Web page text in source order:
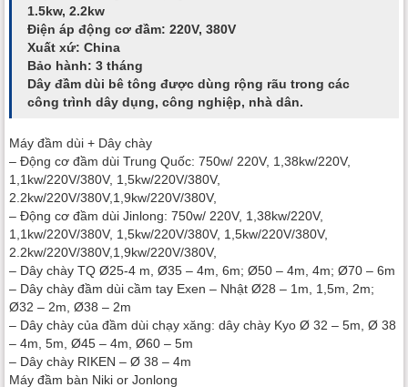
1.5kw, 2.2kw
Điện áp động cơ đầm: 220V, 380V
Xuất xứ: China
Bảo hành: 3 tháng
Dây đầm dùi bê tông được dùng rộng rãu trong các
công trình dây dụng, công nghiệp, nhà dân.
Máy đầm dùi + Dây chày
– Động cơ đầm dùi Trung Quốc: 750w/ 220V, 1,38kw/220V,
1,1kw/220V/380V, 1,5kw/220V/380V,
2.2kw/220V/380V,1,9kw/220V/380V,
– Động cơ đầm dùi Jinlong: 750w/ 220V, 1,38kw/220V,
1,1kw/220V/380V, 1,5kw/220V/380V, 1,5kw/220V/380V,
2.2kw/220V/380V,1,9kw/220V/380V,
– Dây chày TQ Ø25-4 m, Ø35 – 4m, 6m; Ø50 – 4m, 4m; Ø70 – 6m
– Dây chày đầm dùi cầm tay Exen – Nhật Ø28 – 1m, 1,5m, 2m;
Ø32 – 2m, Ø38 – 2m
– Dây chày của đầm dùi chạy xăng: dây chày Kyo Ø 32 – 5m, Ø 38
– 4m, 5m, Ø45 – 4m, Ø60 – 5m
– Dây chày RIKEN – Ø 38 – 4m
Máy đầm bàn Niki or Jonlong